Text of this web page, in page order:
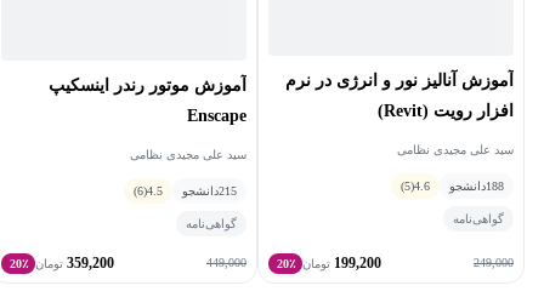
آموزش آنالیز نور و انرژی در نرم
افزار رویت (Revit)
سید علی مجیدی نظامی
188دانشجو 4.6
(5)
گواهی‌نامه
249,000
199,200 تومان 20٪
آموزش موتور رندر اینسکیپ
Enscape
سید علی مجیدی نظامی
215دانشجو 4.5
(6)
گواهی‌نامه
449,000
359,200 تومان 20٪